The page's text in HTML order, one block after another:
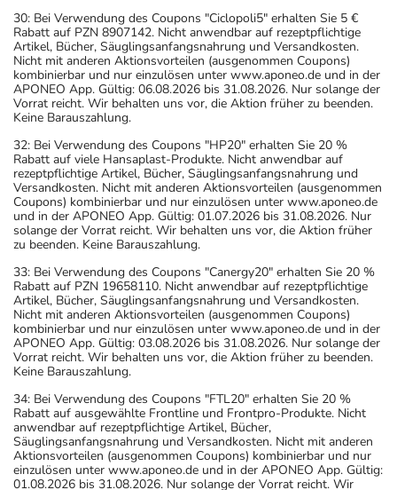
30: Bei Verwendung des Coupons "Ciclopoli5" erhalten Sie 5 €
Rabatt auf PZN 8907142. Nicht anwendbar auf rezeptpflichtige
Artikel, Bücher, Säuglingsanfangsnahrung und Versandkosten.
Nicht mit anderen Aktionsvorteilen (ausgenommen Coupons)
kombinierbar und nur einzulösen unter www.aponeo.de und in der
APONEO App. Gültig: 06.08.2026 bis 31.08.2026. Nur solange der
Vorrat reicht. Wir behalten uns vor, die Aktion früher zu beenden.
Keine Barauszahlung.
32: Bei Verwendung des Coupons "HP20" erhalten Sie 20 %
Rabatt auf viele Hansaplast-Produkte. Nicht anwendbar auf
rezeptpflichtige Artikel, Bücher, Säuglingsanfangsnahrung und
Versandkosten. Nicht mit anderen Aktionsvorteilen (ausgenommen
Coupons) kombinierbar und nur einzulösen unter www.aponeo.de
und in der APONEO App. Gültig: 01.07.2026 bis 31.08.2026. Nur
solange der Vorrat reicht. Wir behalten uns vor, die Aktion früher
zu beenden. Keine Barauszahlung.
33: Bei Verwendung des Coupons "Canergy20" erhalten Sie 20 %
Rabatt auf PZN 19658110. Nicht anwendbar auf rezeptpflichtige
Artikel, Bücher, Säuglingsanfangsnahrung und Versandkosten.
Nicht mit anderen Aktionsvorteilen (ausgenommen Coupons)
kombinierbar und nur einzulösen unter www.aponeo.de und in der
APONEO App. Gültig: 03.08.2026 bis 31.08.2026. Nur solange der
Vorrat reicht. Wir behalten uns vor, die Aktion früher zu beenden.
Keine Barauszahlung.
34: Bei Verwendung des Coupons "FTL20" erhalten Sie 20 %
Rabatt auf ausgewählte Frontline und Frontpro-Produkte. Nicht
anwendbar auf rezeptpflichtige Artikel, Bücher,
Säuglingsanfangsnahrung und Versandkosten. Nicht mit anderen
Aktionsvorteilen (ausgenommen Coupons) kombinierbar und nur
einzulösen unter www.aponeo.de und in der APONEO App. Gültig:
01.08.2026 bis 31.08.2026. Nur solange der Vorrat reicht. Wir